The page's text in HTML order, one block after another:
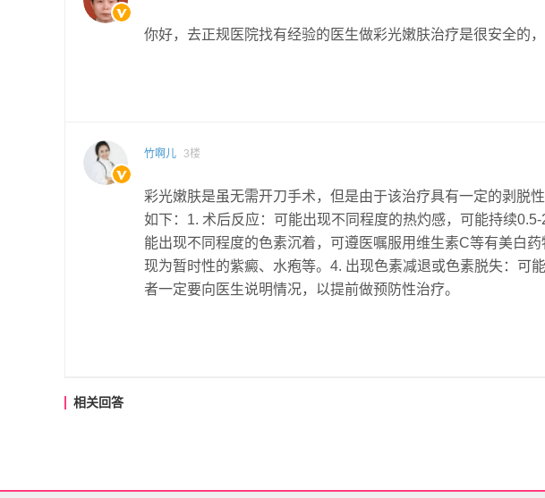
你好，去正规医院找有经验的医生做彩光嫩肤治疗是很安全的，
竹啊儿 3楼
彩光嫩肤是虽无需开刀手术，但是由于该治疗具有一定的剥脱
如下：1. 术后反应：可能出现不同程度的热灼感，可能持续
能出现不同程度的色素沉着，可遵医嘱服用维生素C等有美白
现为暂时性的紫癜、水疱等。4. 出现色素减退或色素脱失：可
者一定要向医生说明情况，以提前做预防性治疗。
相关回答